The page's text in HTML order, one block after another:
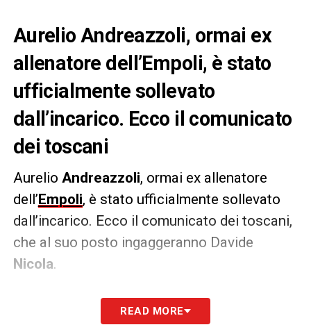
Aurelio Andreazzoli, ormai ex
allenatore dell’Empoli, è stato
ufficialmente sollevato
dall’incarico. Ecco il comunicato
dei toscani
Aurelio Andreazzoli, ormai ex allenatore
dell’Empoli, è stato ufficialmente sollevato
dall’incarico. Ecco il comunicato dei toscani,
che al suo posto ingaggeranno Davide
Nicola.
COMUNICATO – Empoli Football Club rende
noto di aver sollevato Aurelio Andreazzoli,
READ MORE